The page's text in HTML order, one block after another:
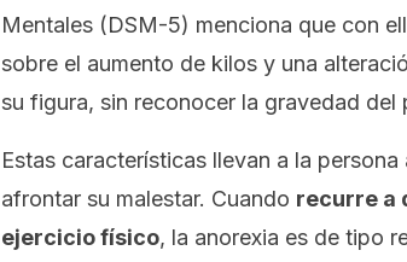
Mentales (DSM-5) menciona que con
sobre el aumento de kilos y una
su figura, sin reconocer la gravedad del
Estas características llevan a la
afrontar su malestar. Cuando recurre a
ejercicio físico, la anorexia es de tipo